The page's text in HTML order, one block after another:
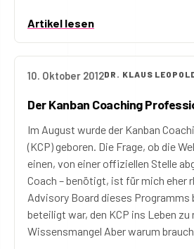
Artikel lesen
10. Oktober 2012DR. KLAUS
Der Kanban Coaching
Im August wurde der Kanban
(KCP) geboren. Die Frage, ob die
einen, von einer offiziellen Stelle
Coach – benötigt, ist für mich eher
Advisory Board dieses Programms
beteiligt war, den KCP ins Leben zu
Wissensmangel Aber warum